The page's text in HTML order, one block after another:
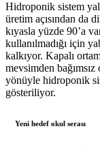
Hidroponik sistem
üretim açısından da
kıyasla yüzde 90’a
kullanılmadığı için
kalkıyor. Kapalı
mevsimden
yönüyle hidroponik
gösteriliyor.
Yeni hedef okul serası